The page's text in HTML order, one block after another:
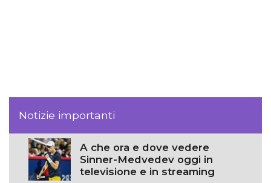
Notizie importanti
A che ora e dove vedere
Sinner-Medvedev oggi in
televisione e in streaming